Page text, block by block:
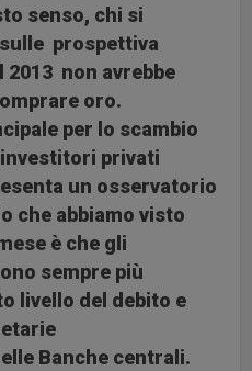
senso, chi si
prospettiva
2013 non avrebbe
oro.
per lo scambio
privati
un osservatorio
che abbiamo visto
è che gli
sempre più
livello del debito e
Banche centrali.